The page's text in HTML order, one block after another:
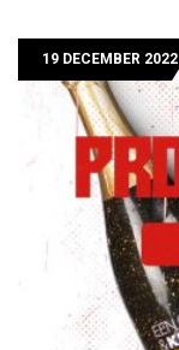
19 DECEMBER 2022